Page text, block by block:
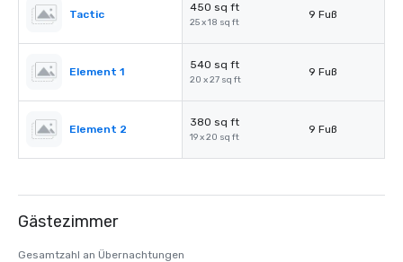
Tactic
450 sq ft
25 x 18 sq ft
9 Fuß
Element 1
540 sq ft
20 x 27 sq ft
9 Fuß
Element 2
380 sq ft
19 x 20 sq ft
9 Fuß
Gästezimmer
Gesamtzahl an Übernachtungen